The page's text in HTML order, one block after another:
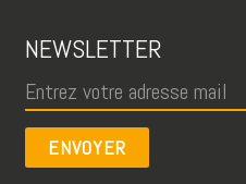
NEWSLETTER
ENVOYER